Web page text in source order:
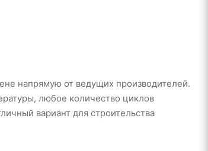
напрямую от ведущих производителей.
любое количество циклов
вариант для строительства